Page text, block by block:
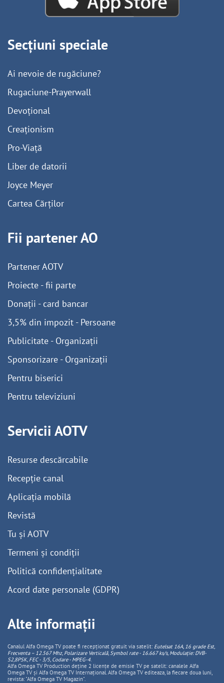
Secțiuni speciale
Ai nevoie de rugăciune?
Rugaciune-Prayerwall
Devoțional
Creaționism
Pro-Viață
Liber de datorii
Joyce Meyer
Cartea Cărților
Fii partener AO
Partener AOTV
Proiecte - fii parte
Donații - card bancar
3,5% din impozit - Persoane
Publicitate - Organizații
Sponsorizare - Organizații
Pentru biserici
Pentru televiziuni
Servicii AOTV
Resurse descărcabile
Recepție canal
Aplicația mobilă
Revistă
Tu și AOTV
Termeni și condiții
Politică confidențialitate
Acord date personale (GDPR)
Alte informații
Canalul Alfa Omega TV poate fi recepționat gratuit via satelit: Eutelsat 16A, 16 grade Est,
Frecventa – 12.567 Mhz, PolarizareVerticală, Symbol rate - 16.667 ks/s, Modulație: DVB-
S2,8PSK, FEC - 3/5, Codare - MPEG-4.
Alfa Omega TV Production deține 2 licențe de emisie TV pe satelit: canalele Alfa
Omega TV și Alfa Omega TV Internațional. Alfa Omega TV editeaza, la fiecare doua luni,
revista: "Alfa Omega TV Magazin".